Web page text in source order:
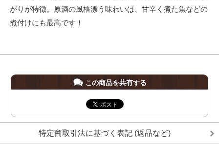
がりが特徴。原酒の風格漂う味わいは、甘辛く煮た魚などの
煮付けにも最高です！
この商品を共有する
特定商取引法に基づく表記 (返品など)